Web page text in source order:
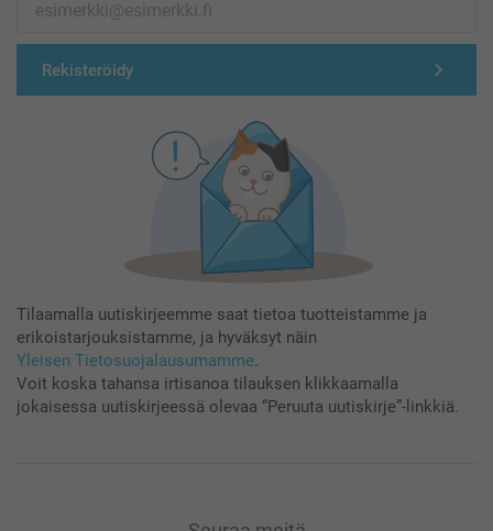
Rekisteröidy
Tilaamalla uutiskirjeemme saat tietoa tuotteistamme ja
erikoistarjouksistamme, ja hyväksyt näin
Yleisen Tietosuojalausumamme.
Voit koska tahansa irtisanoa tilauksen klikkaamalla
jokaisessa uutiskirjeessä olevaa “Peruuta uutiskirje”-linkkiä.